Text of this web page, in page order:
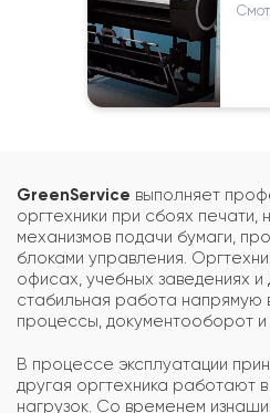
GreenService выполняет
оргтехники при сбоях печати,
механизмов подачи бумаги,
блоками управления.
офисах, учебных заведениях
стабильная работа напрямую
процессы, документооборот и
В процессе эксплуатации
другая оргтехника работают
нагрузок. Со временем